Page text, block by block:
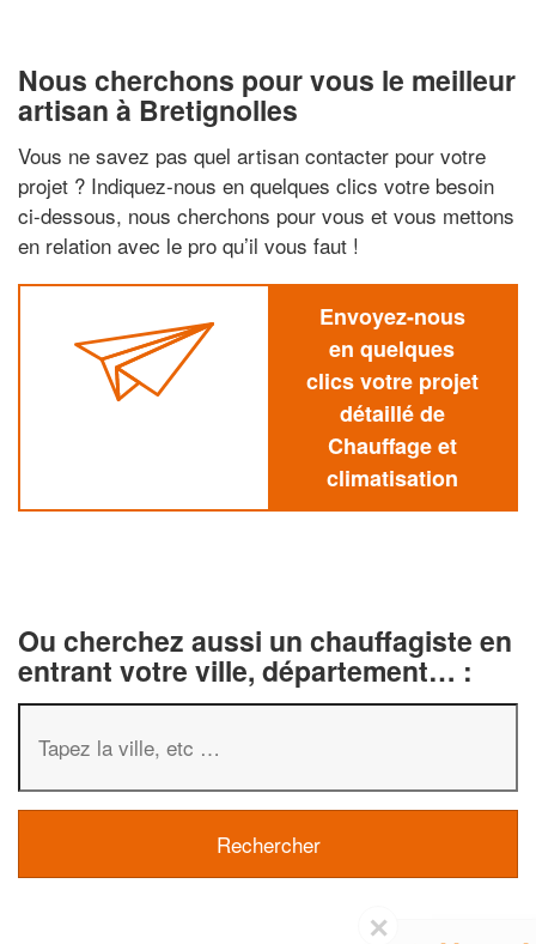
Nous cherchons pour vous le meilleur
artisan à Bretignolles
Vous ne savez pas quel artisan contacter pour votre
projet ? Indiquez-nous en quelques clics votre besoin
ci-dessous, nous cherchons pour vous et vous mettons
en relation avec le pro qu’il vous faut !
Envoyez-nous
en quelques
clics votre projet
détaillé de
Chauffage et
climatisation
Ou cherchez aussi un chauffagiste en
entrant votre ville, département… :